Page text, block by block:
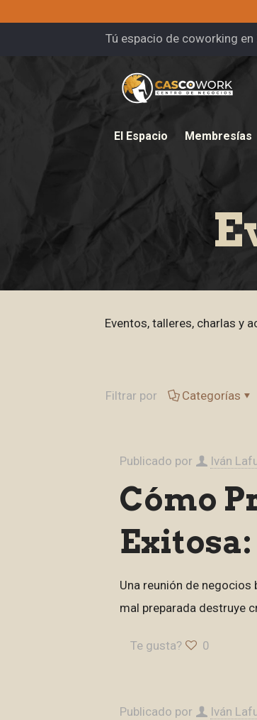
Tú espacio de coworking
El Espacio Membresías
Eventos, talleres, charlas y
Filtrar por Categorías
Publicado por Iván
Cómo
Una reunión de negocios
mal preparada destruye
Te gusta? 0
Publicado por Iván